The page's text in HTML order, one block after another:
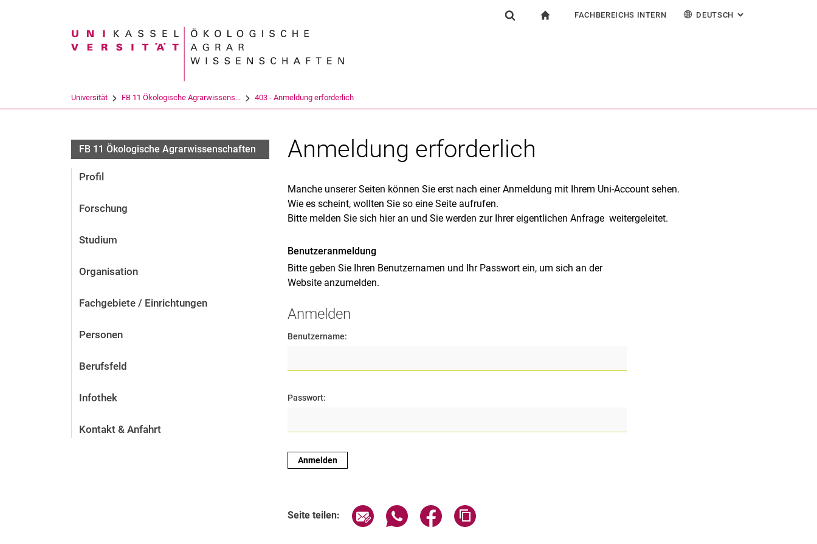
Springe direkt zu: Inhalt
Springe direkt zu: Suche
Springe direkt zu: Hauptnavigation
Suchbegriff
FACHBEREICHS INTERN DEUTSCH : ALTERNATIVE
Universität FB 11 Ökologische Agrarwissens... 403 - Anmeldung erforderlich
FB 11 Ökologische Agrarwissenschaften
Profil
Forschung
Studium
Organisation
Fachgebiete / Einrichtungen
Personen
Berufsfeld
Infothek
Kontakt & Anfahrt
Anmeldung erforderlich
Manche unserer Seiten können Sie erst nach einer Anmeldung mit Ihrem Uni-Account sehen.
Wie es scheint, wollten Sie so eine Seite aufrufen.
Bitte melden Sie sich hier an und Sie werden zur Ihrer eigentlichen Anfrage weitergeleitet.
Benutzeranmeldung
Bitte geben Sie Ihren Benutzernamen und Ihr Passwort ein, um sich an der
Website anzumelden.
Anmelden
Benutzername:
Passwort:
Seite teilen: Seite über E-Mail teilen
Seite über WhatsApp teilen (externer Link, öffnet neues Fenster)
Seite über Facebook teilen (externer Link, öffnet neues Fenster)